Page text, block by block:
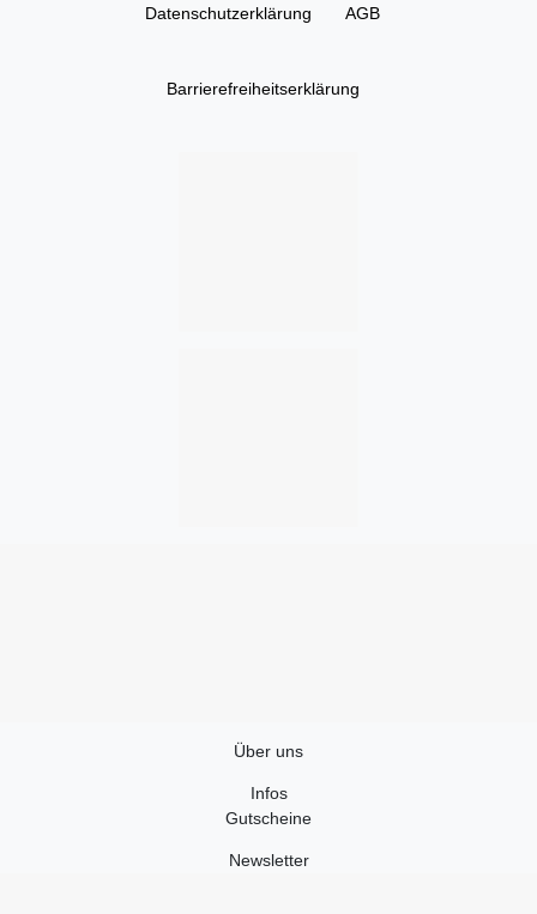
Daten­schutz­erklärung AGB
Barrierefreiheitserklärung
Über uns
Infos
Gutscheine
Newsletter